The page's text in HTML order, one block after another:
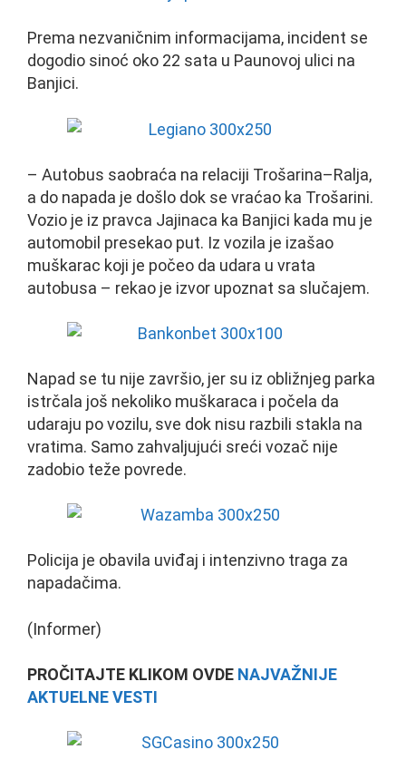
Prema nezvaničnim informacijama, incident se
dogodio sinoć oko 22 sata u Paunovoj ulici na
Banjici.
– Autobus saobraća na relaciji Trošarina–Ralja,
a do napada je došlo dok se vraćao ka Trošarini.
Vozio je iz pravca Jajinaca ka Banjici kada mu je
automobil presekao put. Iz vozila je izašao
muškarac koji je počeo da udara u vrata
autobusa – rekao je izvor upoznat sa slučajem.
Napad se tu nije završio, jer su iz obližnjeg parka
istrčala još nekoliko muškaraca i počela da
udaraju po vozilu, sve dok nisu razbili stakla na
vratima. Samo zahvaljujući sreći vozač nije
zadobio teže povrede.
Policija je obavila uviđaj i intenzivno traga za
napadačima.
(Informer)
PROČITAJTE KLIKOM OVDE NAJVAŽNIJE
AKTUELNE VESTI